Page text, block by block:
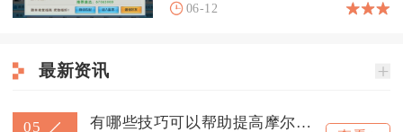
06-12
最新资讯
05
有哪些技巧可以帮助提高摩尔庄园羊的好感度